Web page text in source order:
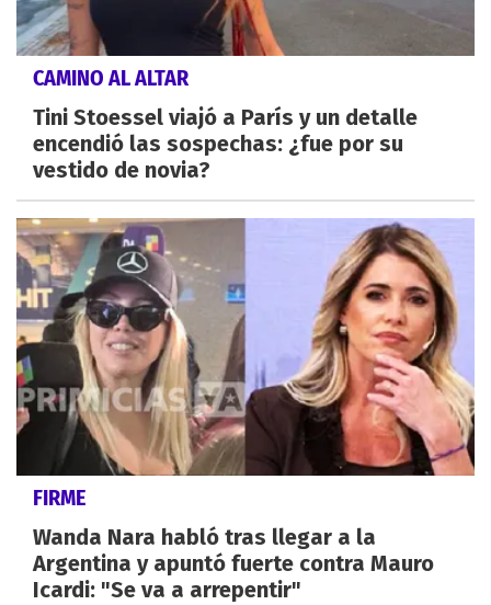
CAMINO AL ALTAR
Tini Stoessel viajó a París y un detalle
encendió las sospechas: ¿fue por su
vestido de novia?
FIRME
Wanda Nara habló tras llegar a la
Argentina y apuntó fuerte contra Mauro
Icardi: "Se va a arrepentir"